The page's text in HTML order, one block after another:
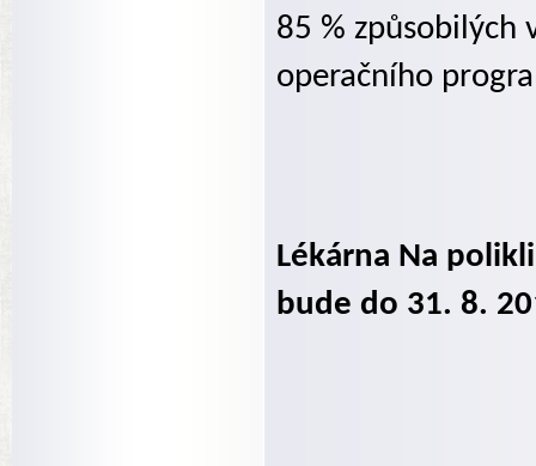
85 % způsobilých
operačního
Lékárna Na
bude do 31. 8.